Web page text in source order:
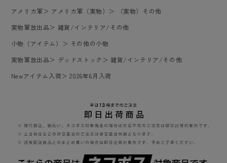
アメリカ軍＞ アメリカ軍（実物） ＞
（実物）その他
実物軍放出品＞ 雑貨/インテリア/その他
小物（アイテム）
＞ その他の小物
実物軍放出品＞ デッドストック ＞ 雑貨/インテリア/その他
Newアイテム入荷＞2026年6月入荷